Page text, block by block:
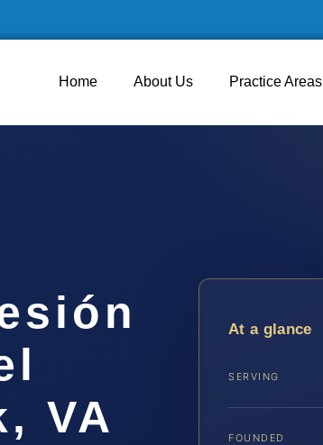
Home About Us Practice Areas
VA
At a glance
SERVING
FOUNDED